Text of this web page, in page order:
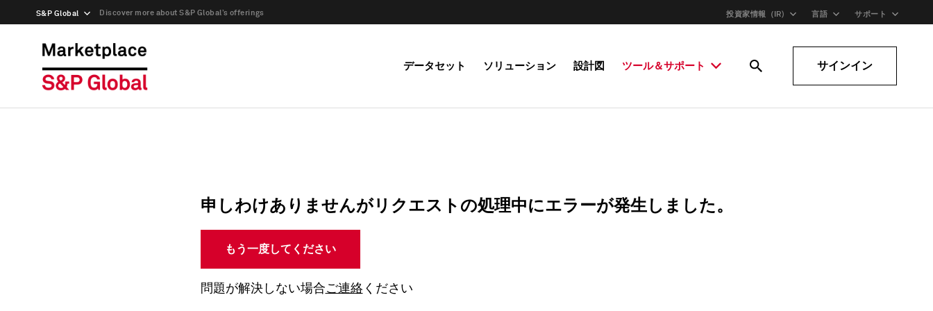
S&P Global Discover more about S&P Global’s offerings 投資家情報（IR) 言語 サポート
データセット ソリューション 設計図 ツール＆サポート サインイン
申しわけありませんがリクエストの処理中にエラーが発生しました。
もう一度してください
問題が解決しない場合ご連絡 ください